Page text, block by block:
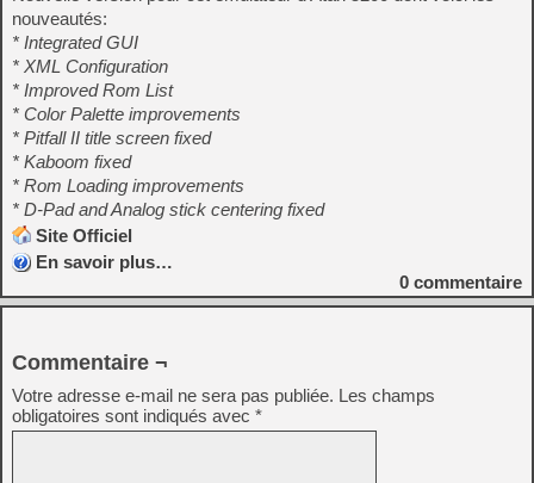
nouveautés:
* Integrated GUI
* XML Configuration
* Improved Rom List
* Color Palette improvements
* Pitfall II title screen fixed
* Kaboom fixed
* Rom Loading improvements
* D-Pad and Analog stick centering fixed
Site Officiel
En savoir plus…
0 commentaire
Commentaire ¬
Votre adresse e-mail ne sera pas publiée. Les champs
obligatoires sont indiqués avec *